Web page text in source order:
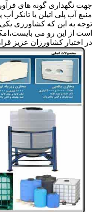
جهت نگهداری گونه های
منبع آب پلی اتیلن یا تانکر
توجه به این که کشاورزی
است از این رو می
در اختیار کشاورزان عزیز